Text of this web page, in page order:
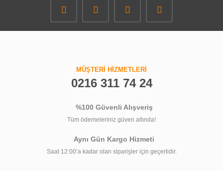
MÜŞTERİ HİZMETLERİ
0216 311 74 24
%100 Güvenli Alışveriş
Tüm ödemeleriniz güven altında!
Aynı Gün Kargo Hizmeti
Saat 12:00’a kadar olan siparişler için geçerlidir.